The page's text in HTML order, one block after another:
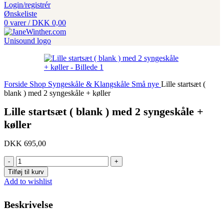
Login/registrér
Ønskeliste
0 varer / DKK 0,00
Forside Shop Syngeskåle & Klangskåle Små nye Lille startsæt (
blank ) med 2 syngeskåle + køller
Lille startsæt ( blank ) med 2 syngeskåle +
køller
DKK 695,00
Lille
startsæt
(
blank
med
Tilføj til kurv
Add to wishlist
Beskrivelse